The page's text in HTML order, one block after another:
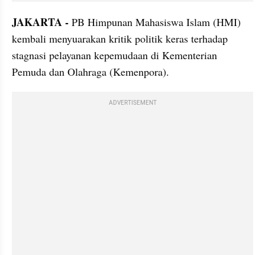
JAKARTA - PB Himpunan Mahasiswa Islam (HMI)
kembali menyuarakan kritik politik keras terhadap
stagnasi pelayanan kepemudaan di Kementerian
Pemuda dan Olahraga (Kemenpora).
ADVERTISEMENT